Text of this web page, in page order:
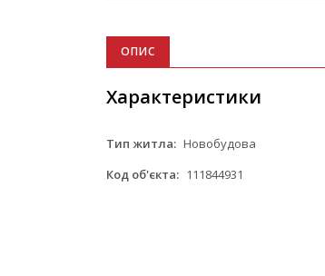
ОПИС
Характеристики
Тип житла: Новобудова
Код об'єкта: 111844931